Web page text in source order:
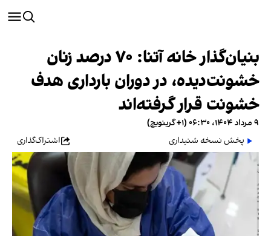
بنیان‌گذار خانه آتنا: ۷۰ درصد زنان
خشونت‌دیده، در دوران بارداری هدف
خشونت قرار گرفته‌اند
۹ مرداد ۱۴۰۴، ۰۶:۳۰ (‎+۱ گرینویچ)
پخش نسخه شنیداری
اشتراک‌گذاری